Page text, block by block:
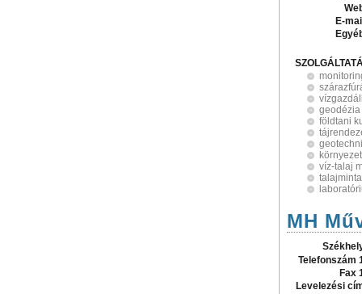
E-
geodézia
földtani
víz-talaj
MH
Telefonszám
Fax
Levelezési